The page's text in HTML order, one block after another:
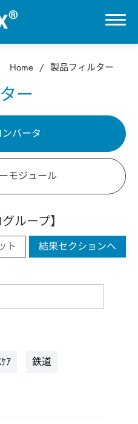
Home 製品フィルター
ー
ンバータ
モジュール
ループ】
ト 結果セクションへ
ｱ 鉄道
0